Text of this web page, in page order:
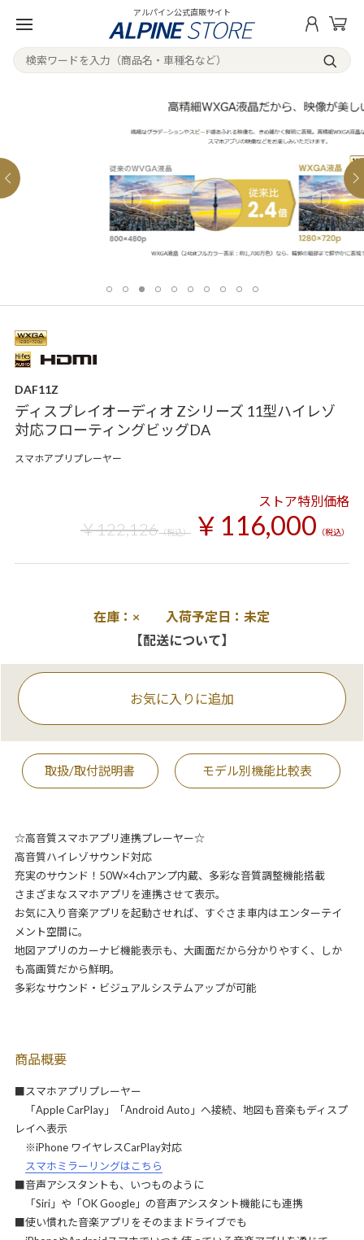
アルパイン公式直販サイト
DAF11Z
ディスプレイオーディオ Zシリーズ 11型ハイレゾ
対応フローティングビッグDA
スマホアプリプレーヤー
ストア特別価格
￥122,126（税込） ￥116,000 （税込）
在庫：× 入荷予定日：未定
【配送について】
お気に入りに追加
取扱/取付説明書 モデル別機能比較表
☆高音質スマホアプリ連携プレーヤー☆
高音質ハイレゾサウンド対応
充実のサウンド！50W×4chアンプ内蔵、多彩な音質調整機能搭載
さまざまなスマホアプリを連携させて表示。
お気に入り音楽アプリを起動させれば、すぐさま車内はエンターテイ
メント空間に。
地図アプリのカーナビ機能表示も、大画面だから分かりやすく、しか
も高画質だから鮮明。
多彩なサウンド・ビジュアルシステムアップが可能
商品概要
■スマホアプリプレーヤー
「Apple CarPlay」「Android Auto」へ接続、地図も音楽もディスプ
レイへ表示
※iPhone ワイヤレスCarPlay対応
スマホミラーリングはこちら
■音声アシスタントも、いつものように
「Siri」や「OK Google」の音声アシスタント機能にも連携
■使い慣れた音楽アプリをそのままドライブでも